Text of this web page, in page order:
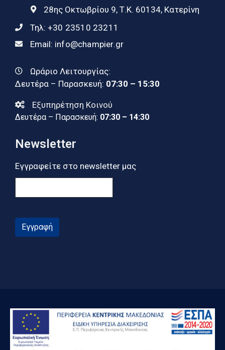
28ης Οκτωβρίου 9, Τ.Κ. 60134, Κατερίνη
Τηλ: +30 23510 23211
Email: info@champier.gr
Ωράριο Λειτουργίας:
Δευτέρα – Παρασκευή: 07:30 – 15:30
Εξυπηρέτηση Κοινού
Δευτέρα – Παρασκευή: 07:30 – 14:30
Newsletter
Εγγραφείτε στο newsletter μας
Εγγραφή